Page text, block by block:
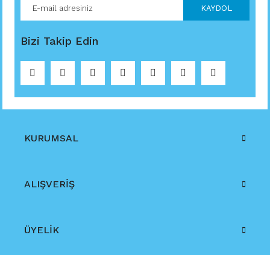
KAYDOL
Bizi Takip Edin
KURUMSAL
ALIŞVERİŞ
ÜYELİK